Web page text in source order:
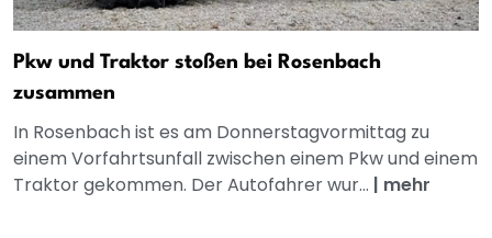
Pkw und Traktor stoßen bei Rosenbach
zusammen
In Rosenbach ist es am Donnerstagvormittag zu
einem Vorfahrtsunfall zwischen einem Pkw und einem
Traktor gekommen. Der Autofahrer wur... | mehr